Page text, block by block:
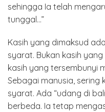
sehingga Ia telah
tunggal…”
Kasih yang dimaksud
syarat. Bukan kasih
kasih yang tersembunyi
Sebagai manusia, sering
syarat. Ada “udang di
berbeda. Ia tetap